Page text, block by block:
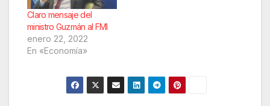
Claro mensaje del
ministro Guzmán al FMI
enero 22, 2022
En «Economía»